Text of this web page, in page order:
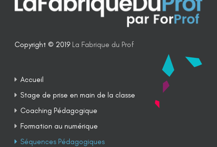
Copyright © 2019 La Fabrique du Prof
Accueil
Stage de prise en main de la classe
Coaching Pédagogique
Formation au numérique
Séquences Pédagogiques